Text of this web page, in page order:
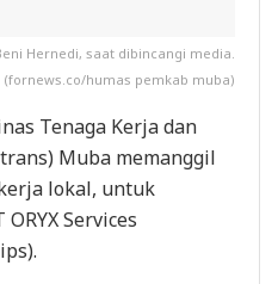
Hernedi, saat dibincangi media.
(fornews.co/humas pemkab muba)
Tenaga Kerja dan
Muba memanggil
lokal, untuk
Services